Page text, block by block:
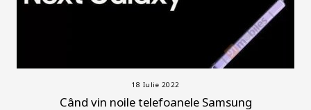
18 Iulie 2022
Când vin noile telefoanele Samsung